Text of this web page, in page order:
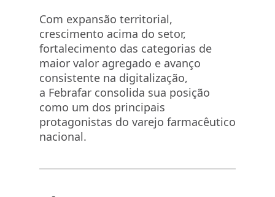
Com expansão territorial,
crescimento acima do setor,
fortalecimento das categorias de
maior valor agregado e avanço
consistente na digitalização,
a Febrafar consolida sua posição
como um dos principais
protagonistas do varejo farmacêutico
nacional.